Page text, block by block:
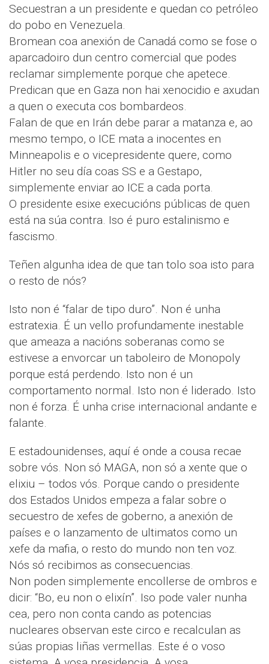
Secuestran a un presidente e quedan co petróleo
do pobo en Venezuela.
Bromean coa anexión de Canadá como se fose o
aparcadoiro dun centro comercial que podes
reclamar simplemente porque che apetece.
Predican que en Gaza non hai xenocidio e axudan
a quen o executa cos bombardeos.
Falan de que en Irán debe parar a matanza e, ao
mesmo tempo, o ICE mata a inocentes en
Minneapolis e o vicepresidente quere, como
Hitler no seu día coas SS e a Gestapo,
simplemente enviar ao ICE a cada porta.
O presidente esixe execucións públicas de quen
está na súa contra. Iso é puro estalinismo e
fascismo.
Teñen algunha idea de que tan tolo soa isto para
o resto de nós?
Isto non é “falar de tipo duro”. Non é unha
estratexia. É un vello profundamente inestable
que ameaza a nacións soberanas como se
estivese a envorcar un taboleiro de Monopoly
porque está perdendo. Isto non é un
comportamento normal. Isto non é liderado. Isto
non é forza. É unha crise internacional andante e
falante.
E estadounidenses, aquí é onde a cousa recae
sobre vós. Non só MAGA, non só a xente que o
elixiu – todos vós. Porque cando o presidente
dos Estados Unidos empeza a falar sobre o
secuestro de xefes de goberno, a anexión de
países e o lanzamento de ultimatos como un
xefe da mafia, o resto do mundo non ten voz.
Nós só recibimos as consecuencias.
Non poden simplemente encollerse de ombros e
dicir: “Bo, eu non o elixín”. Iso pode valer nunha
cea, pero non conta cando as potencias
nucleares observan este circo e recalculan as
súas propias liñas vermellas. Este é o voso